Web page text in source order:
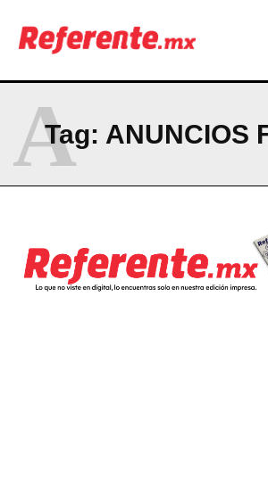
Becas internacionales abren nuevas
profesionistas chihuahuenses
Linux nació como un hobby y hoy mueve
Más escuelas renovadas: fortalecen
a clases
Technology
Uno de cada cuatro trabajadores en
prestaciones
Becas internacionales abren nuevas
Tag: ANUNCIOS
A